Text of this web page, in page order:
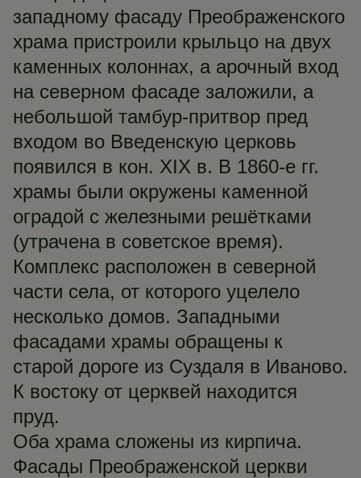
западному фасаду Преображенского
храма пристроили крыльцо на двух
каменных колоннах, а арочный вход
на северном фасаде заложили, а
небольшой тамбур-притвор пред
входом во Введенскую церковь
появился в кон. XIX в. В 1860-е гг.
храмы были окружены каменной
оградой с железными решётками
(утрачена в советское время).
Комплекс расположен в северной
части села, от которого уцелело
несколько домов. Западными
фасадами храмы обращены к
старой дороге из Суздаля в Иваново.
К востоку от церквей находится
пруд.
Оба храма сложены из кирпича.
Фасады Преображенской церкви